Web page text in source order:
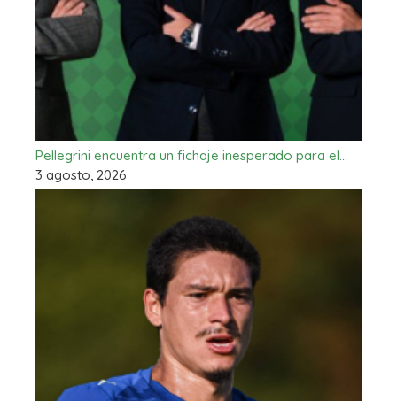
Pellegrini encuentra un fichaje inesperado para el…
3 agosto, 2026